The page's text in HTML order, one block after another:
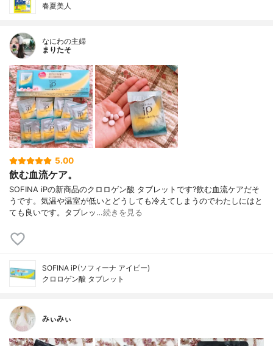
春夏美人
なにわの主婦
まりたそ
5.00
飲む血流ケア。
SOFINA iPの新商品のクロロゲン酸 タブレットです?飲む血流ケアだそ
うです。気温や温室が低いとどうしても冷えてしまうのでわたしにはと
ても良いです。タブレッ…続きを見る
SOFINA iP(ソフィーナ アイピー)
クロロゲン酸 タブレット
みぃみぃ